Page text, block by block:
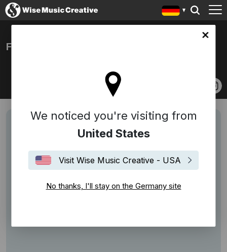
We noticed you're visiting from
United States
Visit Wise Music Creative - USA
No thanks, I'll stay on the Germany site
FLO LUIG